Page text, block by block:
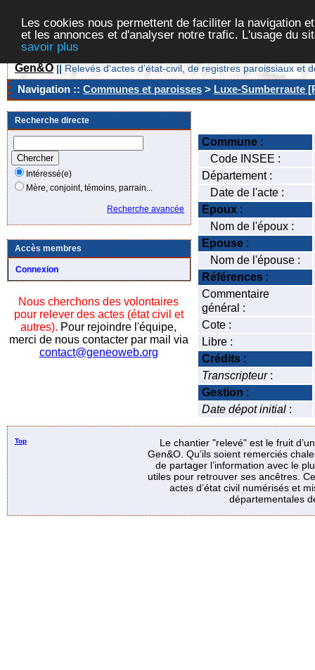
Les cookies nous permettent de faciliter la navigation
et les annonces et d'analyser notre trafic. L'usage du
savoir plus
Gen&O || Relevés d'actes d'état-civil, de registres paroissiaux et
Navigation :: Communes et paroisses > Luxe-Sumberraute
Recherche directe
Intéressé(e)
Mère, conjoint, témoins, parrain...
Recherche avancée
Accès membres
Connexion
Nous cherchons des volontaires
pour relever des actes (état civil et
autres). Pour rejoindre l'équipe,
merci de nous contacter par mail via
contact@geneoweb.org
Commune :
Code INSEE :
Département :
Date de l'acte :
Epoux :
Nom de l'époux :
Epouse :
Nom de l'épouse :
Références :
Commentaire
général :
Cote :
Libre :
Crédits :
Transcripteur:
Gestion :
Date dépot initial :
Top
Le chantier "relevé" est le fruit
Gen&O. Qu’ils soient remerciés
de partager l’information avec le
utiles pour retrouver ses ancêtres.
actes d’état civil numérisés et
départementales